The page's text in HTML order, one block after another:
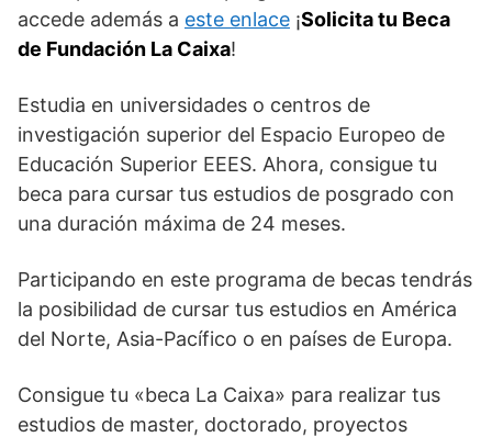
accede además a este enlace ¡Solicita tu Beca
de Fundación La Caixa!
Estudia en universidades o centros de
investigación superior del Espacio Europeo de
Educación Superior EEES. Ahora, consigue tu
beca para cursar tus estudios de posgrado con
una duración máxima de 24 meses.
Participando en este programa de becas tendrás
la posibilidad de cursar tus estudios en América
del Norte, Asia-Pacífico o en países de Europa.
Consigue tu «beca La Caixa» para realizar tus
estudios de master, doctorado, proyectos